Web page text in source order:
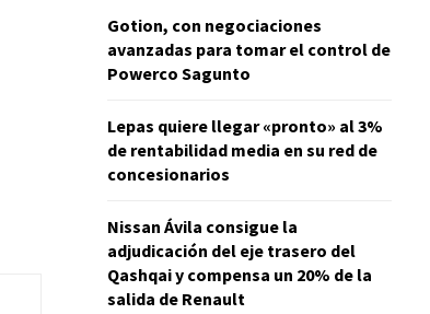
Gotion, con negociaciones
avanzadas para tomar el control de
Powerco Sagunto
Lepas quiere llegar «pronto» al 3%
de rentabilidad media en su red de
concesionarios
Nissan Ávila consigue la
adjudicación del eje trasero del
Qashqai y compensa un 20% de la
salida de Renault